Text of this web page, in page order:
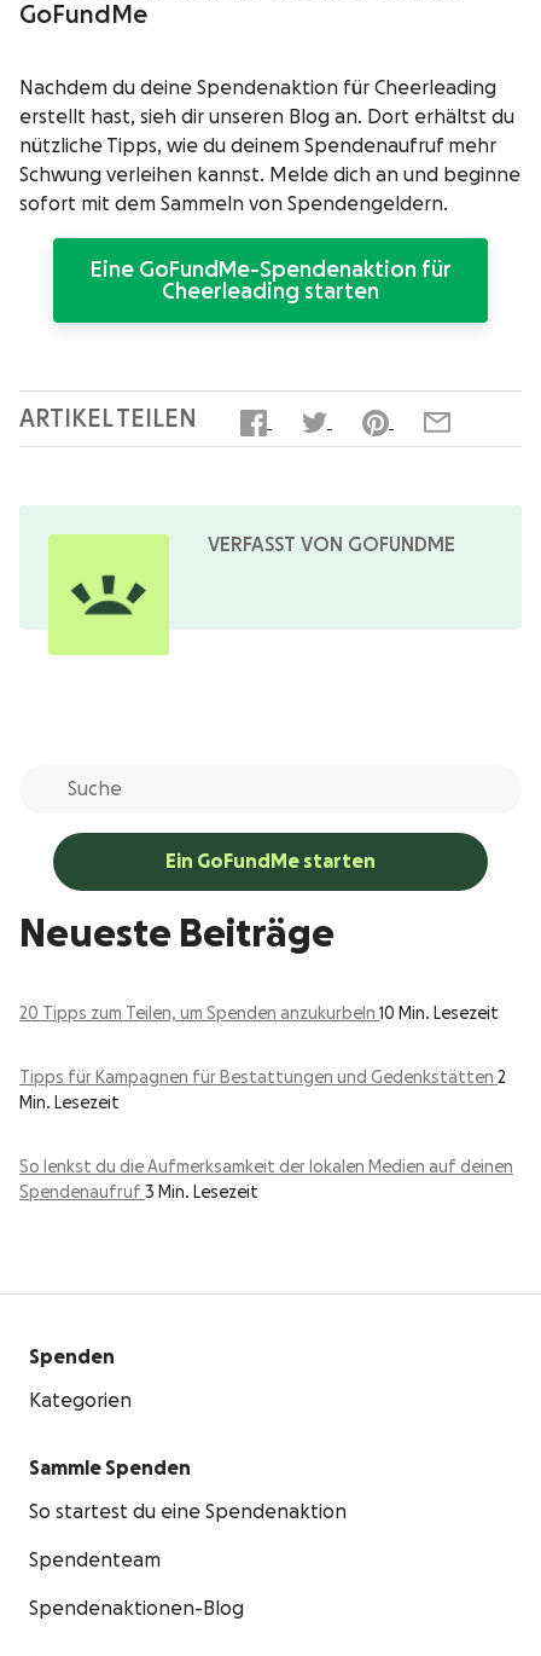
GoFundMe
Nachdem du deine Spendenaktion für Cheerleading
erstellt hast, sieh dir unseren Blog an. Dort erhältst du
nützliche Tipps, wie du deinem Spendenaufruf mehr
Schwung verleihen kannst. Melde dich an und beginne
sofort mit dem Sammeln von Spendengeldern.
Eine GoFundMe-Spendenaktion für
Cheerleading starten
ARTIKEL TEILEN
VERFASST VON GOFUNDME
Ein GoFundMe starten
Neueste Beiträge
20 Tipps zum Teilen, um Spenden anzukurbeln 10 Min. Lesezeit
Tipps für Kampagnen für Bestattungen und Gedenkstätten 2
Min. Lesezeit
So lenkst du die Aufmerksamkeit der lokalen Medien auf deinen
Spendenaufruf 3 Min. Lesezeit
Spenden
Kategorien
Sammle Spenden
So startest du eine Spendenaktion
Spendenteam
Spendenaktionen-Blog